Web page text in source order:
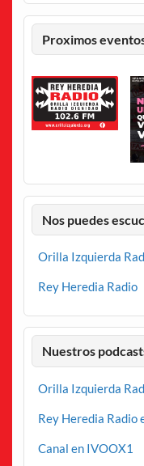
Proximos
Nos puedes
Orilla Izquierda
Rey Heredia Radio
Nuestros
Orilla Izquierda
Rey Heredia Radio
Canal en IVOOX1